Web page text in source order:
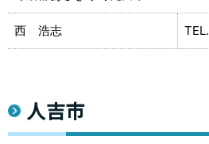
西 浩志
人吉市